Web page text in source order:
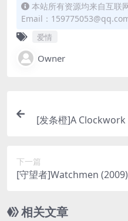
本站所有资源均来自互联
Email：
爱情
Owner
[发条橙]A Clockwork
下一篇
[守望者]Watchmen
B][中英字幕]
相关文章